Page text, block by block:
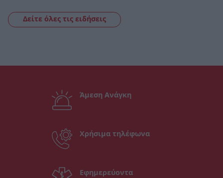
Δείτε όλες τις ειδήσεις
Άμεση Ανάγκη
Χρήσιμα τηλέφωνα
Εφημερεύοντα